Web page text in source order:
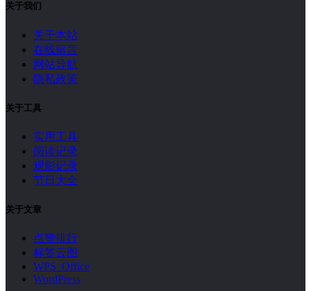
关于我们
关于本站
在线留言
网站导航
隐私政策
关于工具
实用工具
阅读记录
观影记录
节日大全
关于文章
点赞排行
标签云图
WPS Office
WordPress